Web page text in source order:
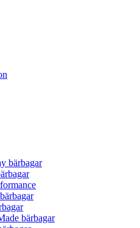
bärbagar
bärbagar